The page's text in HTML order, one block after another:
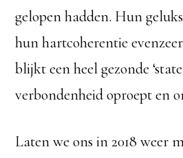
gelopen hadden. Hun
hun hartcoherentie
blijkt een heel gezonde
verbondenheid oproept en
Laten we ons in 2018 weer